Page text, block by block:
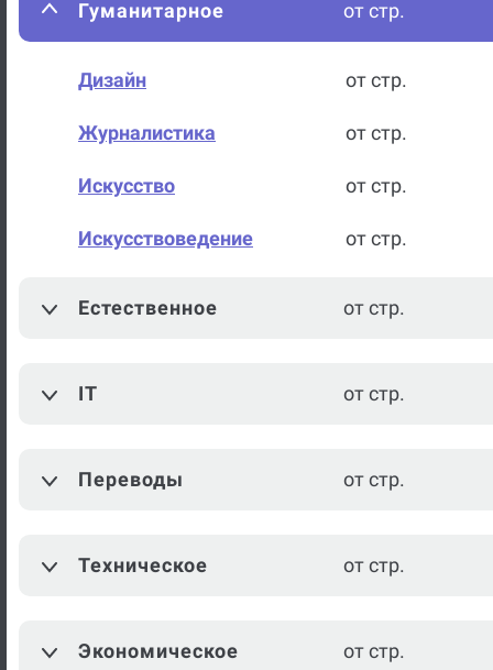
Гуманитарное от стр.
Дизайн от стр.
Журналистика от стр.
Искусство от стр.
Искусствоведение от стр.
История искусств
Теория государства и права от стр.
История Отечества от стр.
Естественное от стр.
IT от стр.
Переводы от стр.
Техническое от стр.
Экономическое от стр.